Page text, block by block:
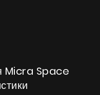
Micra Space